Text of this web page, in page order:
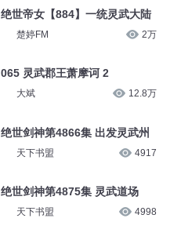
绝世帝女【884】一统灵武大陆
楚婷FM 2万
065 灵武郡王萧摩诃 2
大斌 12.8万
绝世剑神第4866集 出发灵武州
天下书盟 4917
绝世剑神第4875集 灵武道场
天下书盟 4998